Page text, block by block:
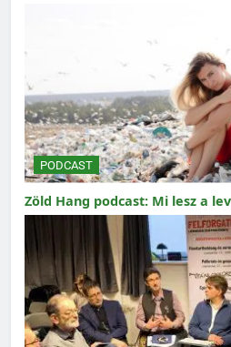
PODCAST
Zöld Hang podcast: Mi lesz a